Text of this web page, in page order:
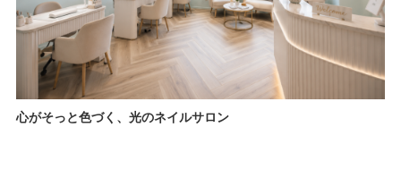
心がそっと色づく、光のネイルサロン